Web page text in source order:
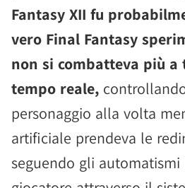
Fantasy XII fu
vero Final Fantasy
non si combatteva più
tempo reale,
personaggio alla volta
artificiale prendeva le
seguendo gli